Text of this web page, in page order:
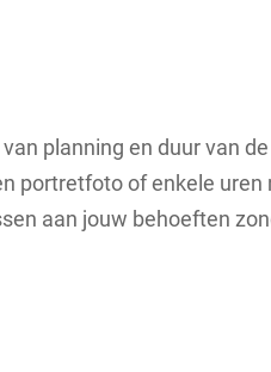
planning en duur van de
portretfoto of enkele uren
aan jouw behoeften